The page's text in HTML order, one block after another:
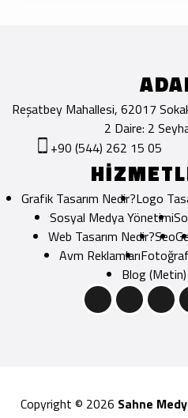
Reşatbey Mahallesi, 62017
2 Daire: 2
+90 (544) 262 15 05
Grafik Tasarım Nedir?Logo
Sosyal Medya Yönetimi
Web Tasarım Nedir?Seo
Avm Reklamları
Blog (Metin)
Copyright © 2026 Sahne